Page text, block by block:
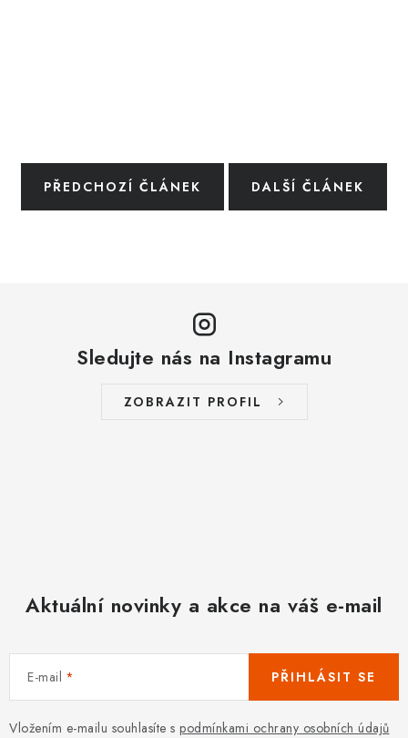
PŘEDCHOZÍ ČLÁNEK DALŠÍ ČLÁNEK
Sledujte nás na Instagramu
ZOBRAZIT PROFIL
Aktuální novinky a akce na váš e-mail
E-mail
Vložením e-mailu souhlasíte s podmínkami ochrany osobních údajů
PŘIHLÁSIT SE